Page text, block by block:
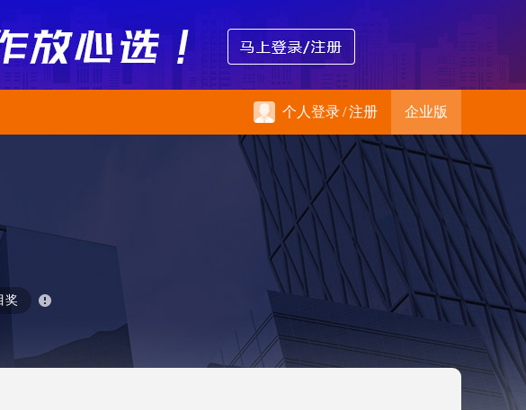
个人登录/注册 企业版
奖